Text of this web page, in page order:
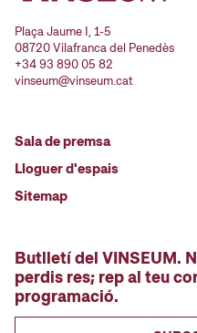
Plaça Jaume I, 1-5
08720 Vilafranca del Penedès
+34 93 890 05 82
vinseum@vinseum.cat
Sala de premsa
Lloguer d'espais
Sitemap
Butlletí del VINSEUM.
perdis res; rep al teu
programació.